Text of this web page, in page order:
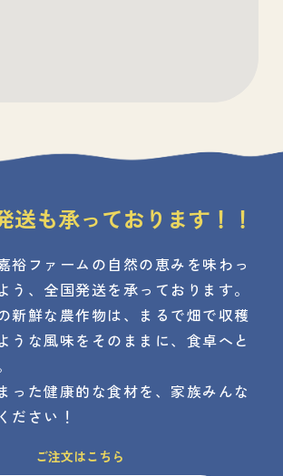
送も承っております！！
裕ファームの自然の恵みを味わっ
う、全国発送を承っております。
新鮮な農作物は、まるで畑で収穫
うな風味をそのままに、食卓へと
った健康的な食材を、家族みんな
ださい！
ご注文はこちら